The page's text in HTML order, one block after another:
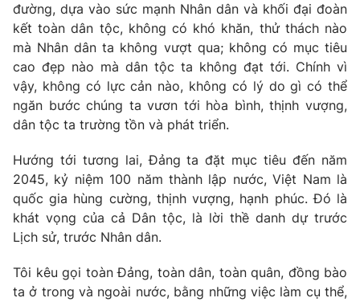
đường, dựa vào sức mạnh Nhân dân và khối đại đoàn
kết toàn dân tộc, không có khó khăn, thử thách nào
mà Nhân dân ta không vượt qua; không có mục tiêu
cao đẹp nào mà dân tộc ta không đạt tới. Chính vì
vậy, không có lực cản nào, không có lý do gì có thể
ngăn bước chúng ta vươn tới hòa bình, thịnh vượng,
dân tộc ta trường tồn và phát triển.
Hướng tới tương lai, Đảng ta đặt mục tiêu đến năm
2045, kỷ niệm 100 năm thành lập nước, Việt Nam là
quốc gia hùng cường, thịnh vượng, hạnh phúc. Đó là
khát vọng của cả Dân tộc, là lời thề danh dự trước
Lịch sử, trước Nhân dân.
Tôi kêu gọi toàn Đảng, toàn dân, toàn quân, đồng bào
ta ở trong và ngoài nước, bằng những việc làm cụ thể,